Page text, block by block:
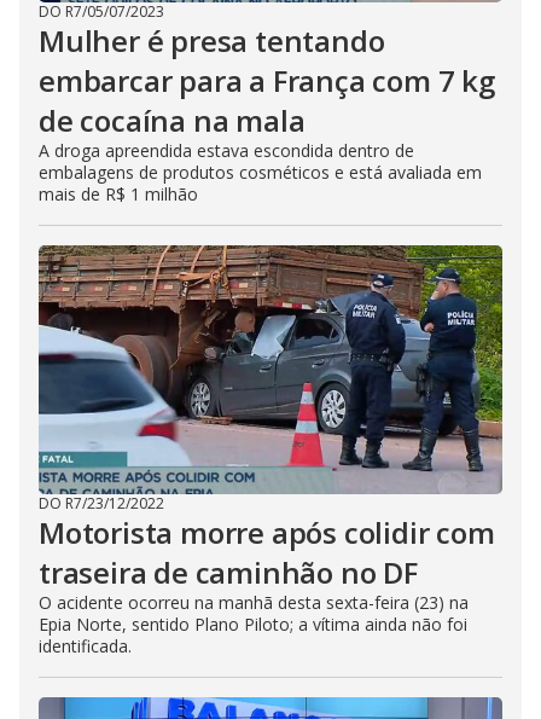
DO R7/05/07/2023
Mulher é presa tentando
embarcar para a França com 7 kg
de cocaína na mala
A droga apreendida estava escondida dentro de
embalagens de produtos cosméticos e está avaliada em
mais de R$ 1 milhão
DO R7/23/12/2022
Motorista morre após colidir com
traseira de caminhão no DF
O acidente ocorreu na manhã desta sexta-feira (23) na
Epia Norte, sentido Plano Piloto; a vítima ainda não foi
identificada.